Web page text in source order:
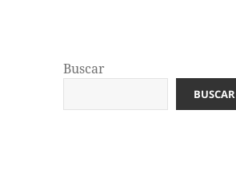
Buscar
BUSCAR